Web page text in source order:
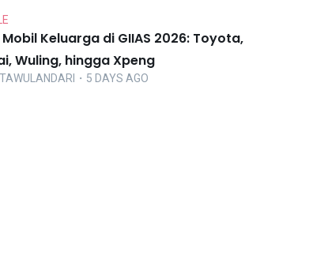
Keluarga di GIIAS 2026: Toyota,
Wuling, hingga Xpeng
・5 DAYS AGO